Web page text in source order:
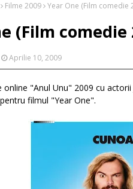
Filme 2009 Year One (Film comedie
(Film
Aprilie 10, 2009
online "Anul Unu" 2009 cu
filmul "Year One".